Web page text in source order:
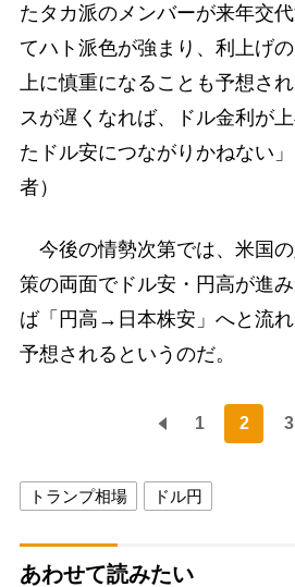
たタカ派のメンバーが来年交
てハト派色が強まり、利上げ
上に慎重になることも予想さ
スが遅くなれば、ドル金利が
たドル安につながりかねない
者）
今後の情勢次第では、米国
策の両面でドル安・円高が進
ば「円高→日本株安」へと流
予想されるというのだ。
1 2 3
トランプ相場 ドル円
あわせて読みたい